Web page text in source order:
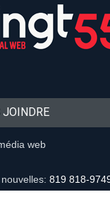
JOINDRE
web
819 818-